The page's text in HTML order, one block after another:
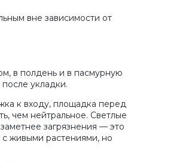
вне зависимости от
в полдень и в пасмурную
укладки.
к входу, площадка перед
чем нейтральное. Светлые
загрязнения — это
с живыми растениями, но